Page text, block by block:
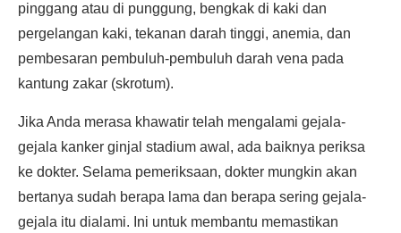
pinggang atau di punggung, bengkak di kaki dan
pergelangan kaki, tekanan darah tinggi, anemia, dan
pembesaran pembuluh-pembuluh darah vena pada
kantung zakar (skrotum).
Jika Anda merasa khawatir telah mengalami gejala-
gejala kanker ginjal stadium awal, ada baiknya periksa
ke dokter. Selama pemeriksaan, dokter mungkin akan
bertanya sudah berapa lama dan berapa sering gejala-
gejala itu dialami. Ini untuk membantu memastikan